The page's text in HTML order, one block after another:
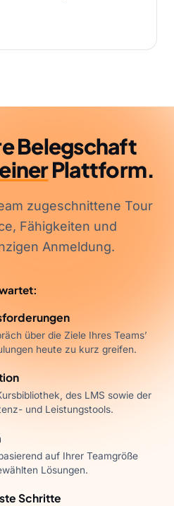
Belegschaft
einerPlattform.
zugeschnittene Tour
Fähigkeiten und
Anmeldung.
über die Ziele Ihres Teams’
heute zu kurz greifen.
des LMS sowie der
und Leistungstools.
auf Ihrer Teamgröße
Lösungen.
Schritte